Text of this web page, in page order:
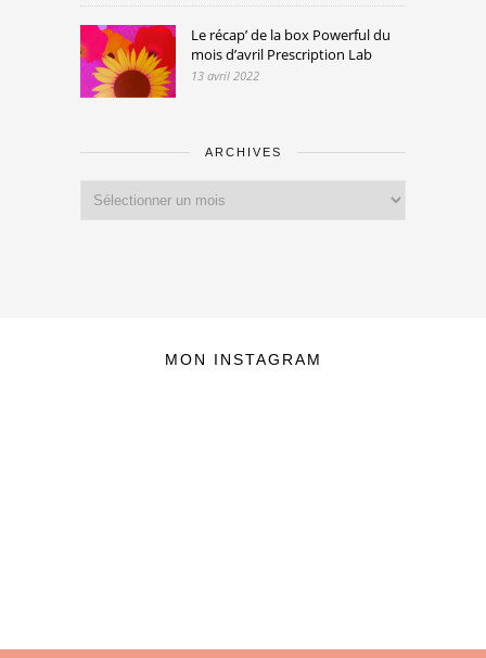
Le récap’ de la box Powerful du
mois d’avril Prescription Lab
13 avril 2022
ARCHIVES
MON INSTAGRAM